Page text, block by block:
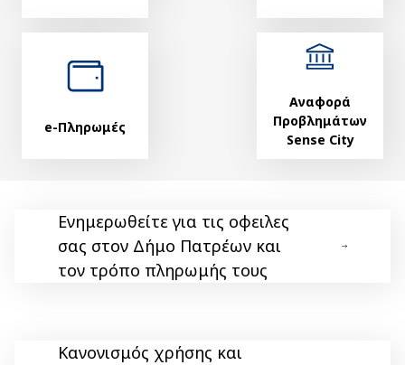
e-Πληρωμές
Αναφορά
Προβλημάτων
Sense City
Ενημερωθείτε για τις οφειλες
σας στον Δήμο Πατρέων και
τον τρόπο πληρωμής τους
Κανονισμός χρήσης και